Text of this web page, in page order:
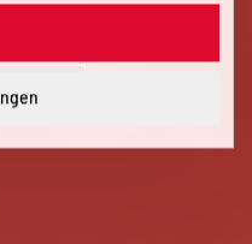
ZERTIFIZIERUNG
>